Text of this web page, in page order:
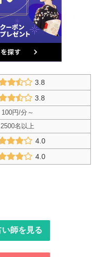
3.8
3.8
100円/分～
2500名以上
4.0
4.0
師を見る